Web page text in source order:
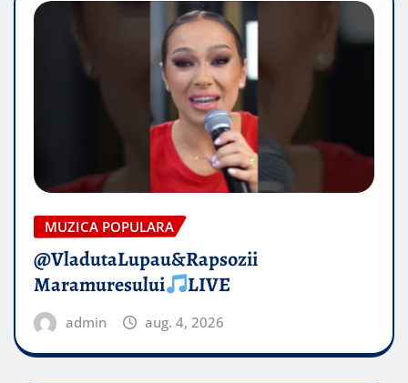
MUZICA POPULARA
@VladutaLupau&Rapsozii
Maramuresului
LIVE
admin aug. 4, 2026